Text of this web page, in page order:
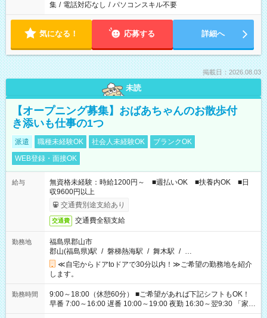
集 / 電話対応なし / パソコンスキル不要
気になる！ 応募する 詳細へ
掲載日：2026.08.03
未読
【オープニング募集】おばあちゃんのお散歩付
き添いも仕事の1つ
派遣 職種未経験OK 社会人未経験OK
ブランクOK
WEB登録・面接OK
給与
無資格未経験：時給1200円～ ■週払いOK ■扶養内OK ■日
収9600円以上
交通費別途支給あり
交通費 交通費全額支給
勤務地
福島県郡山市
郡山(福島県)駅 / 磐梯熱海駅 / 舞木駅 / …
≪自宅からドアtoドアで30分以内！≫ご希望の勤務地を紹介
します。
勤務時間
9:00～18:00（休憩60分） ■ご希望があれば下記シフトもOK！
早番 7:00～16:00 遅番 10:00～19:00 夜勤 16:30～翌9:30 「家族
と休みを合わせたい」 「余裕を持って夕飯の準備がしたい」